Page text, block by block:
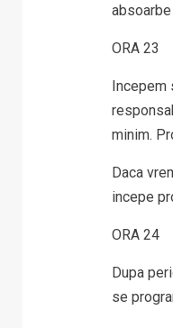
ORA 23
Incepem
minim.
Daca
incepe
ORA 24
Dupa
se